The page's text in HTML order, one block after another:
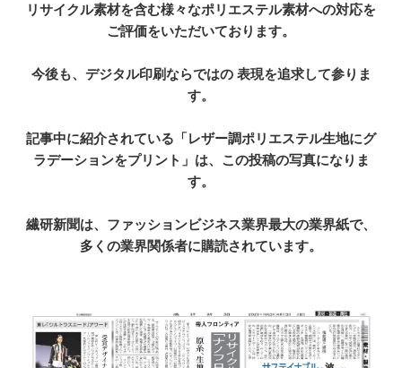
リサイクル素材を含む様々なポリエステル素材への対応を
ご評価をいただいております。
今後も、デジタル印刷ならではの 表現を追求して参りま
す。
記事中に紹介されている「レザー調ポリエステル生地にグ
ラデーションをプリント」は、この投稿の写真になりま
す。
繊研新聞は、ファッションビジネス業界最大の業界紙で、
多くの業界関係者に購読されています。